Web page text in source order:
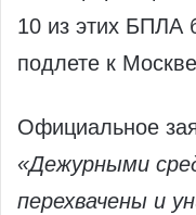
10 из этих БПЛА
подлете к
Официальное
«Дежурными
перехвачены и